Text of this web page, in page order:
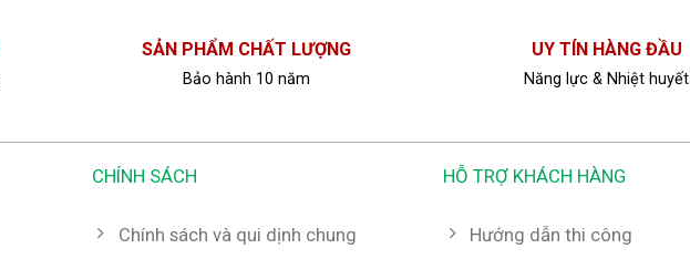
SẢN PHẨM CHẤT LƯỢNG
Bảo hành 10 năm
UY TÍN HÀNG ĐẦU
Năng lực & Nhiệt huyết
CHÍNH SÁCH
Chính sách và qui dịnh chung
HỖ TRỢ KHÁCH HÀNG
Hướng dẫn thi công